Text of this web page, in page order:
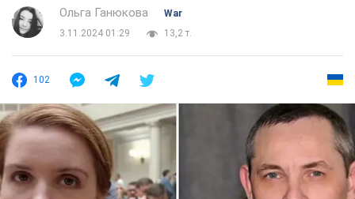
Ольга Ганюкова
War
3.11.2024 01:29
13,2 т.
102